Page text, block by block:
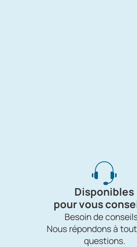
Disponibles
pour vous
Besoin de
Nous répondons à
questions.